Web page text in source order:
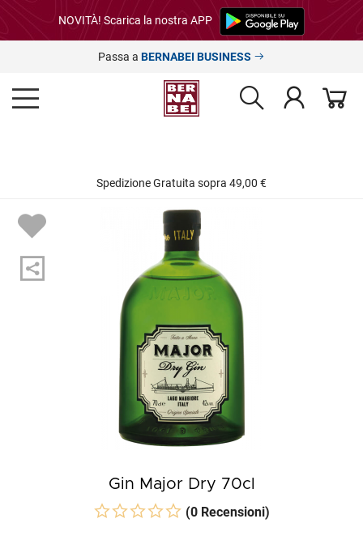
NOVITÀ! Scarica la nostra APP
Passa a BERNABEI BUSINESS
Spedizione Gratuita sopra 49,00 €
Gin Major Dry 70cl
(0 Recensioni)